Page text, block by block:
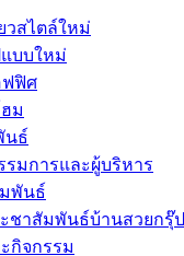
วสไตล์ใหม่
บบใหม่
ฟฟิศ
ม
นธ์
มการและผู้บริหาร
พันธ์
ชาสัมพันธ์บ้านสวยกรุ๊ป
กิจกรรม